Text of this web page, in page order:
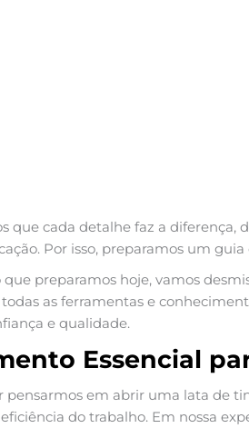
que cada detalhe faz a diferença,
Por isso, preparamos um
que preparamos hoje, vamos
as ferramentas e
e qualidade.
Essencial
pensarmos em abrir uma lata de
do trabalho. Em nossa